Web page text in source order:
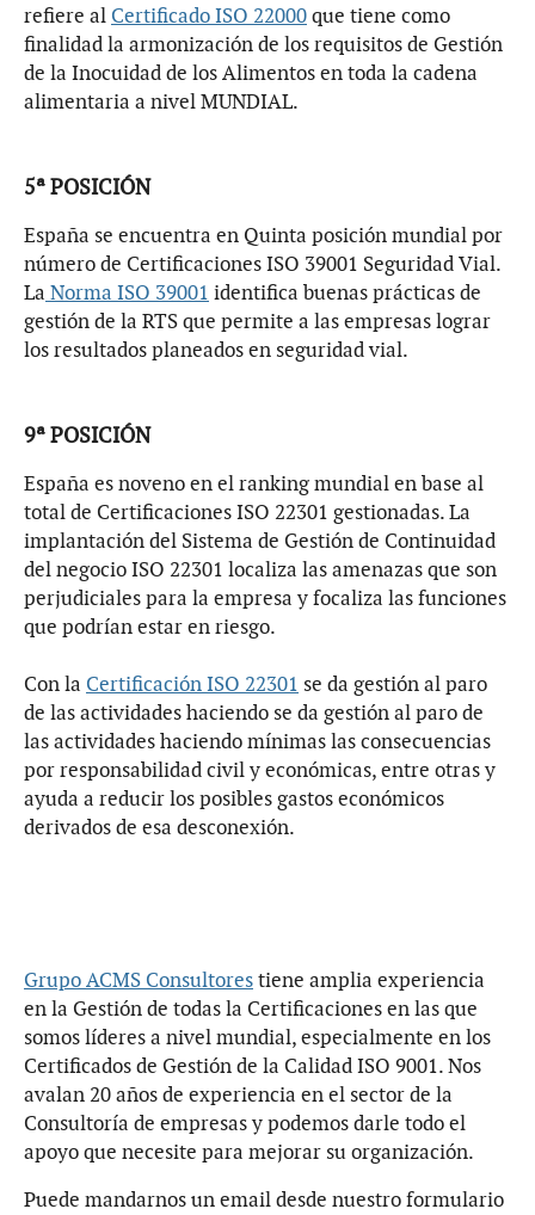
refiere al Certificado ISO 22000que tiene como
finalidad la armonización de los requisitos de Gestión
de la Inocuidad de los Alimentos en toda la cadena
alimentaria a nivel MUNDIAL.
5ª POSICIÓN
España se encuentra en Quinta posición mundial por
número de Certificaciones ISO 39001 Seguridad Vial.
La Norma ISO 39001 identifica buenas prácticas de
gestión de la RTS que permite a las empresas lograr
los resultados planeados en seguridad vial.
9ª POSICIÓN
España es noveno en el ranking mundial en base al
total de Certificaciones ISO 22301 gestionadas. La
implantación del Sistema de Gestión de Continuidad
del negocio ISO 22301 localiza las amenazas que son
perjudiciales para la empresa y focaliza las funciones
que podrían estar en riesgo.
Con la Certificación ISO 22301 se da gestión al paro
de las actividades haciendo se da gestión al paro de
las actividades haciendo mínimas las consecuencias
por responsabilidad civil y económicas, entre otras y
ayuda a reducir los posibles gastos económicos
derivados de esa desconexión.
Grupo ACMS Consultorestiene amplia experiencia
en la Gestión de todas la Certificaciones en las que
somos líderes a nivel mundial, especialmente en los
Certificados de Gestión de la Calidad ISO 9001. Nos
avalan 20 años de experiencia en el sector de la
Consultoría de empresas y podemos darle todo el
apoyo que necesite para mejorar su organización.
Puede mandarnos un email desde nuestro formulario